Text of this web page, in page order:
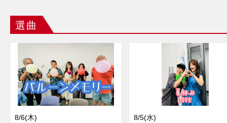
選曲
8/6(木)
8/5(水)